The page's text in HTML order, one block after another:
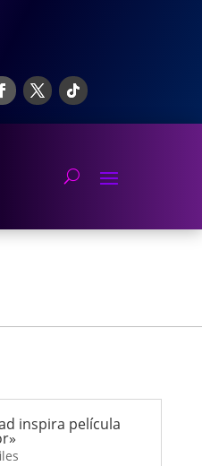
inspira película